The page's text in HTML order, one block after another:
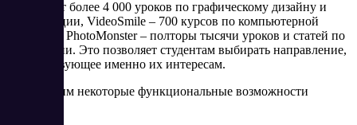
предлагает более 4 000 уроков по графическому дизайну и
иллюстрации, VideoSmile – 700 курсов по компьютерной
графике, а PhotoMonster – полторы тысячи уроков и статей по
фотографии. Это позволяет студентам выбирать направление,
соответствующее именно их интересам.
Перечислим некоторые функциональные возможности